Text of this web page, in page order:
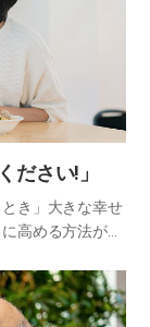
ださい!」
き」大きな幸せ
高める方法があ
を前にして愛す